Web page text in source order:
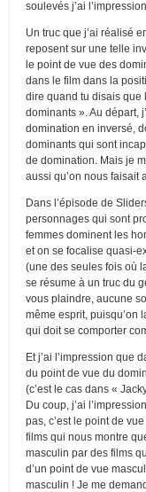
soulevés j’ai l’impression.
Un truc que j’ai réalisé
reposent sur une telle
le point de vue des
dans le film dans la
dire quand tu disais que
dominants ». Au départ,
domination en inversé,
dominants qui sont
de domination. Mais je
aussi qu’on nous faisait
Dans l’épisode de
personnages qui sont
femmes dominent les
et on se focalise quasi-
(une des seules fois où
se résume à un truc du
vous plaindre, aucune
même esprit, puisqu’on
qui doit se comporter
Et j’ai l’impression que
du point de vue du
(c’est le cas dans «
Du coup, j’ai
pas, c’est le point de
films qui nous montre
masculin par des films
d’un point de vue
masculin ! Je me